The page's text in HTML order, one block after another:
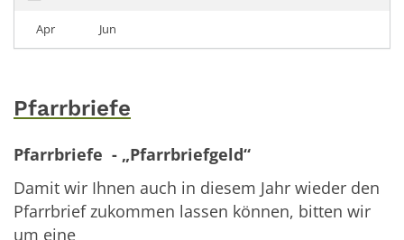
Apr Jun
Pfarrbriefe
Pfarrbriefe - „Pfarrbriefgeld“
Damit wir Ihnen auch in diesem Jahr wieder den
Pfarrbrief zukommen lassen können, bitten wir
um eine